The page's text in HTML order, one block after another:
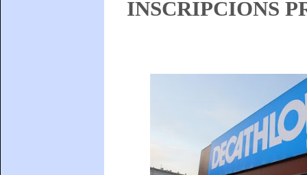
INSCRIPCIONS